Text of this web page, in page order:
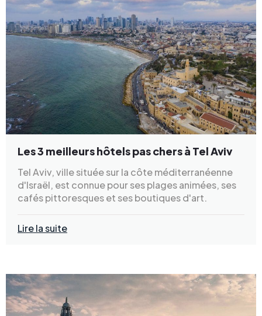
Les 3 meilleurs hôtels pas chers à Tel Aviv
Tel Aviv, ville située sur la côte méditerranéenne
d'Israël, est connue pour ses plages animées, ses
cafés pittoresques et ses boutiques d'art.
Lire la suite